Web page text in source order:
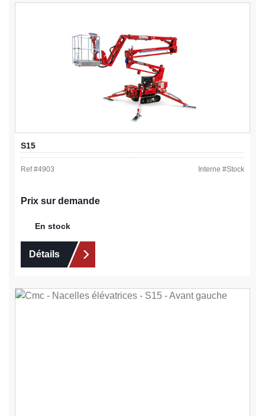
S15
Ref #4903 Interne #Stock
Prix sur demande
En stock
Détails